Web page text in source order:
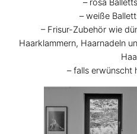
– rosa
– weiße
– Frisur-Zubehör wie
Haarklammern, Haarnadeln
– falls erwünscht